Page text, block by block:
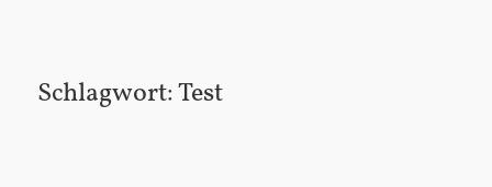
Schlagwort:Test